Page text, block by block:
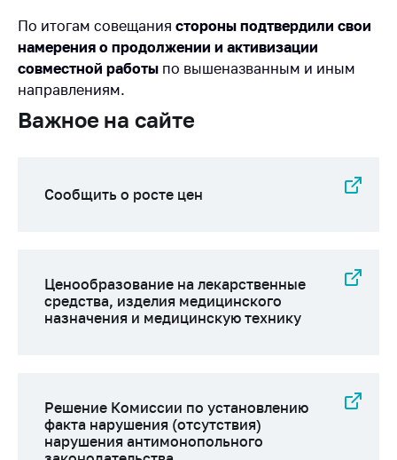
Предостережения и
предупреждения
Общественное
проектов
предотвращению
распространения
COVID-19 для
Обучение по
вопросам
По итогам совещания стороны подтвердили свои
намерения о продолжении и активизации
совместной работы по вышеназванным и иным
направлениям.
Важное на сайте
Сообщить о росте цен
Ценообразование на лекарственные
средства, изделия медицинского
назначения и медицинскую технику
Решение Комиссии по установлению
факта нарушения (отсутствия)
нарушения антимонопольного